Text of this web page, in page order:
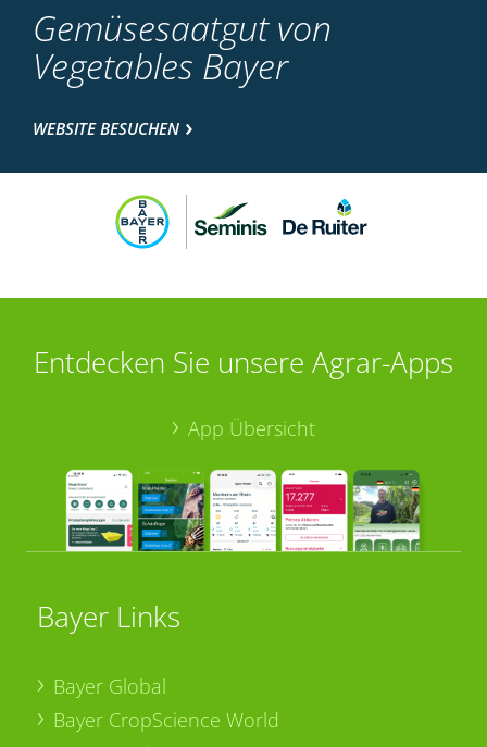
Gemüsesaatgut von
Vegetables Bayer
WEBSITE BESUCHEN
Entdecken Sie unsere Agrar-Apps
App Übersicht
Bayer Links
Bayer Global
Bayer CropScience World